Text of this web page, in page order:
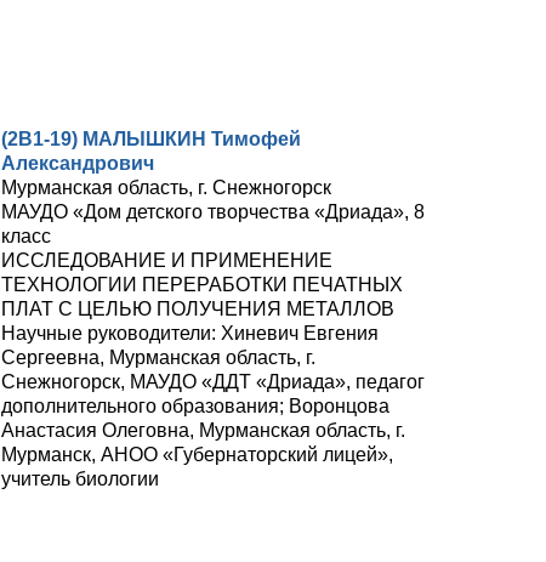
(2В1-19) МАЛЫШКИН Тимофей
Александрович
Мурманская область, г. Снежногорск
МАУДО «Дом детского творчества «Дриада», 8
класс
ИССЛЕДОВАНИЕ И ПРИМЕНЕНИЕ
ТЕХНОЛОГИИ ПЕРЕРАБОТКИ ПЕЧАТНЫХ
ПЛАТ С ЦЕЛЬЮ ПОЛУЧЕНИЯ МЕТАЛЛОВ
Научные руководители: Хиневич Евгения
Сергеевна, Мурманская область, г.
Снежногорск, МАУДО «ДДТ «Дриада», педагог
дополнительного образования; Воронцова
Анастасия Олеговна, Мурманская область, г.
Мурманск, АНОО «Губернаторский лицей»,
учитель биологии